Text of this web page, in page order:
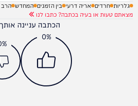
גלריות חרדים אריה דרעי בין הזמנים המחדש הרב
מצאתם טעות או בעיה בכתבה? כתבו לנו
הכתבה עניינה
0%